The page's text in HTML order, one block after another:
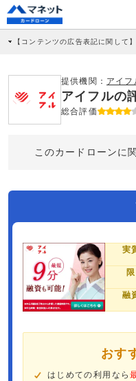
【コンテンツの広告表記に関して】
社に対して企業から紹介報酬が支払
商品を根拠なくPRするものではな
どに基づき、公平性を担保した情報
>提携企業一覧
提供機関： アイフ
アイフルの
総合評価
このカードローンに
実
融
おす
はじめての利用なら